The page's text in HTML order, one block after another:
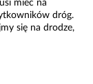
mieć na
dróg.
się na drodze,